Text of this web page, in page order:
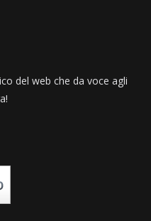
del web che da voce agli